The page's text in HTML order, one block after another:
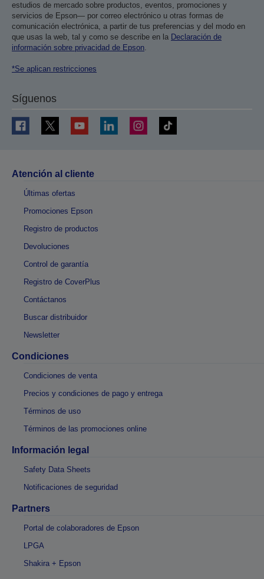
estudios de mercado sobre productos, eventos, promociones y
servicios de Epson— por correo electrónico u otras formas de
comunicación electrónica, a partir de tus preferencias y del modo en
que usas la web, tal y como se describe en la Declaración de
información sobre privacidad de Epson.
*Se aplican restricciones
Síguenos
Atención al cliente
Últimas ofertas
Promociones Epson
Registro de productos
Devoluciones
Control de garantía
Registro de CoverPlus
Contáctanos
Buscar distribuidor
Newsletter
Condiciones
Condiciones de venta
Precios y condiciones de pago y entrega
Términos de uso
Términos de las promociones online
Información legal
Safety Data Sheets
Notificaciones de seguridad
Partners
Portal de colaboradores de Epson
LPGA
Shakira + Epson